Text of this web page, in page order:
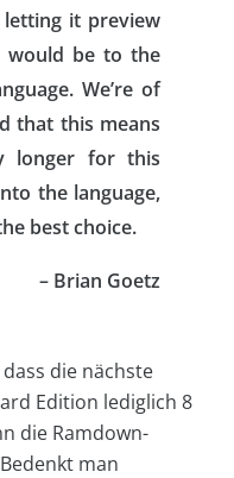
it preview
would be to the
We’re of
that this means
longer for this
the language,
best choice.
– Brian Goetz
die nächste
Edition lediglich 8
die Ramdown-
man